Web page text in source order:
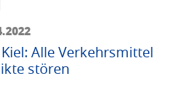
Alle Verkehrsmittel
stören